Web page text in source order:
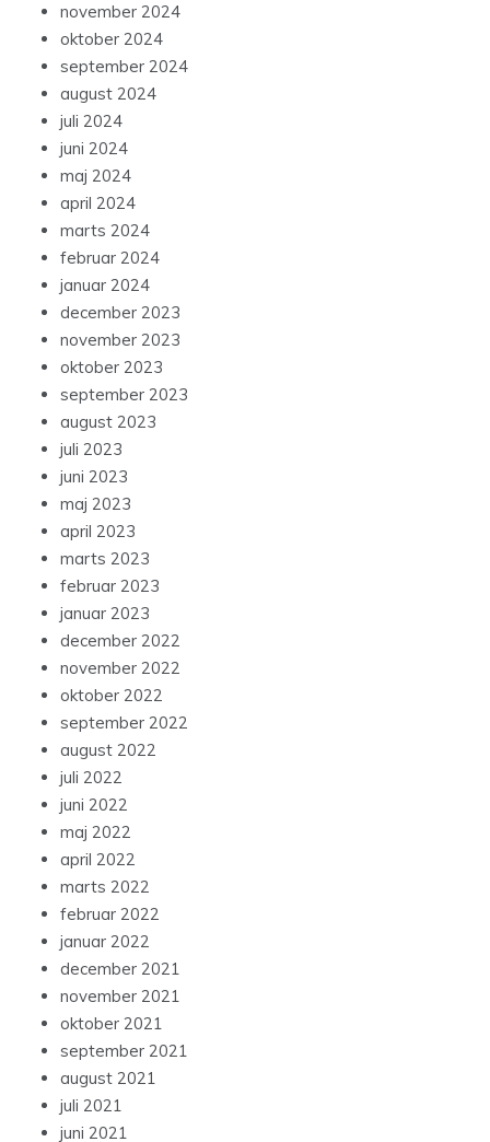
november 2024
oktober 2024
september 2024
august 2024
juli 2024
juni 2024
maj 2024
april 2024
marts 2024
februar 2024
januar 2024
december 2023
november 2023
oktober 2023
september 2023
august 2023
juli 2023
juni 2023
maj 2023
april 2023
marts 2023
februar 2023
januar 2023
december 2022
november 2022
oktober 2022
september 2022
august 2022
juli 2022
juni 2022
maj 2022
april 2022
marts 2022
februar 2022
januar 2022
december 2021
november 2021
oktober 2021
september 2021
august 2021
juli 2021
juni 2021